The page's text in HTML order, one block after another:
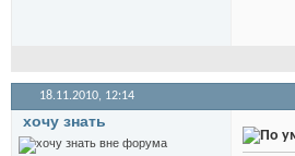
18.11.2010, 12:14
хочу знать